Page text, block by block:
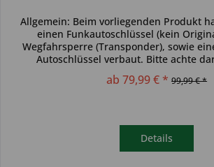
Allgemein: Beim vorliegenden Produkt
einen Funkautoschlüssel (kein
Wegfahrsperre (Transponder), sowie
Autoschlüssel verbaut. Bitte achte
Autoschlüssel deinem...
ab 79,99 € * 99,99 € *
Details